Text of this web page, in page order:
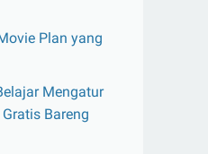
Plan yang
Mengatur
Bareng